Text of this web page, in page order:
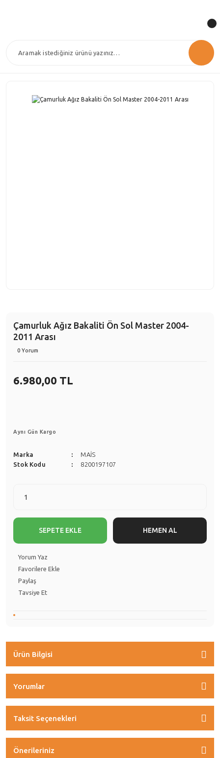
Çamurluk Ağız Bakaliti Ön Sol Master 2004-
2011 Arası
0 Yorum
6.980,00 TL
Aynı Gün Kargo
Marka
MAİS
Stok Kodu
8200197107
SEPETE EKLE HEMEN AL
Yorum Yaz
Paylaş
Tavsiye Et
Ürün Bilgisi
Yorumlar
Taksit Seçenekleri
Önerileriniz